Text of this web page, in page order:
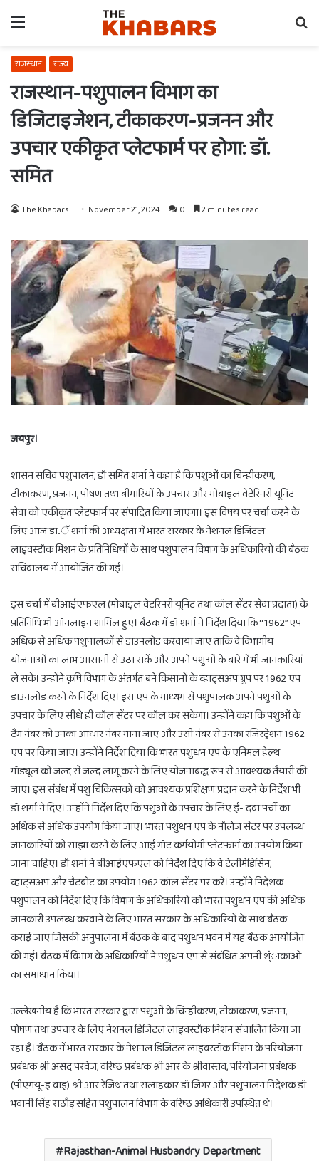
Menu
राजस्थान राज्य
राजस्थान-पशुपालन विभाग का
डिजिटाइजेशन, टीकाकरण-प्रजनन और
उपचार एकीकृत प्लेटफार्म पर होगा: डॉ.
समित
The Khabars November 21, 2024 0 2 minutes read
जयपुर।
शासन सचिव पशुपालन, डॉ समित शर्मा ने कहा है कि पशुओं का चिन्हीकरण,
टीकाकरण, प्रजनन, पोषण तथा बीमारियों के उपचार और मोबाइल वेटेरिनरी यूनिट
सेवा को एकीकृत प्लेटफार्म पर संपादित किया जाएगा। इस विषय पर चर्चा करने के
लिए आज डा.ॅ शर्मा की अध्यक्षता में भारत सरकार के नेशनल डिजिटल
लाइवस्टॉक मिशन के प्रतिनिधियों के साथ पशुपालन विभाग के अधिकारियों की बैठक
सचिवालय में आयोजित की गई।
इस चर्चा में बीआईएफएल (मोबाइल वेटरिनरी यूनिट तथा कॉल सेंटर सेवा प्रदाता) के
प्रतिनिधि भी ऑनलाइन शामिल हुए। बैठक में डॉ शर्मा नेे निर्देश दिया कि ‘‘1962’’ एप
अधिक से अधिक पशुपालकों से डाउनलोड करवाया जाए ताकि वे विभागीय
योजनाओं का लाभ आसानी से उठा सकें और अपने पशुओं के बारे में भी जानकारियां
ले सकें। उन्होंने कृषि विभाग के अंतर्गत बने किसानों के व्हाट्सअप ग्रुप पर 1962 एप
डाउनलोड करने के निर्देश दिए। इस एप के माध्यम से पशुपालक अपने पशुओं के
उपचार के लिए सीधे ही कॉल सेंटर पर कॉल कर सकेगा। उन्होंने कहा कि पशुओं के
टैग नंबर को उनका आधार नंबर माना जाए और उसी नंबर से उनका रजिस्ट्रेशन 1962
एप पर किया जाए। उन्होंने निर्देश दिया कि भारत पशुधन एप के एनिमल हेल्थ
मॉड्यूल को जल्द से जल्द लागू करने के लिए योजनाबद्ध रूप से आवश्यक तैयारी की
जाए। इस संबंध में पशु चिकित्सकों को आवश्यक प्रशिक्षण प्रदान करने के निर्देश भी
डॉ शर्मा ने दिए। उन्होंने निर्देश दिए कि पशुओं के उपचार के लिए ई- दवा पर्ची का
अधिक से अधिक उपयोग किया जाए। भारत पशुधन एप के नॉलेज सेंटर पर उपलब्ध
जानकारियों को साझा करने के लिए आई गॉट कर्मयोगी प्लेटफार्म का उपयोग किया
जाना चाहिए। डॉ शर्मा ने बीआईएफएल को निर्देश दिए कि वे टेलीमेडिसिन,
व्हाट्सअप और चैटबोट का उपयोग 1962 कॉल सेंटर पर करें। उन्होंने निदेशक
पशुपालन को निर्देश दिए कि विभाग के अधिकारियों को भारत पशुधन एप की अधिक
जानकारी उपलब्ध करवाने के लिए भारत सरकार के अधिकारियों के साथ बैठक
कराई जाए जिसकी अनुपालना में बैठक के बाद पशुधन भवन में यह बैठक आयोजित
की गई। बैठक में विभाग के अधिकारियों ने पशुधन एप से संबंधित अपनी श्ंाकाओं
का समाधान किया।
उल्लेखनीय है कि भारत सरकार द्वारा पशुओं के चिन्हीकरण, टीकाकरण, प्रजनन,
पोषण तथा उपचार के लिए नेशनल डिजिटल लाइवस्टॉक मिशन संचालित किया जा
रहा है। बैठक में भारत सरकार के नेशनल डिजिटल लाइवस्टॉक मिशन के परियोजना
प्रबंधक श्री असद परवेज, वरिष्ठ प्रबंधक श्री आर के श्रीवास्तव, परियोजना प्रबंधक
(पीएमयू-इ वाइ) श्री आर रेजिथ तथा सलाहकार डॉ जिगर और पशुपालन निदेशक डॉ
भवानी सिंह राठौड़ सहित पशुपालन विभाग के वरिष्ठ अधिकारी उपस्थित थे।
Rajasthan-Animal Husbandry Department